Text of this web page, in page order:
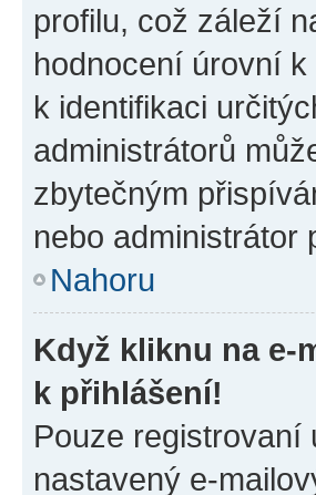
profilu, což záleží
hodnocení úrovní
k identifikaci
administrátorů
zbytečným
nebo administrátor
Nahoru
Když kliknu na e-
k přihlášení!
Pouze registrovaní
nastavený e-